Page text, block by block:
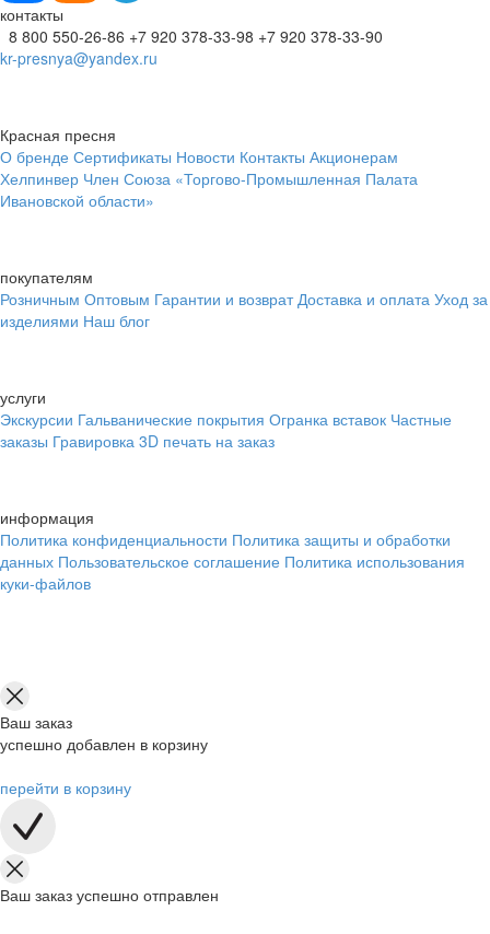
контакты
8 800 550-26-86 +7 920 378-33-98 +7 920 378-33-90
kr-presnya@yandex.ru
Красная пресня
О бренде Сертификаты Новости Контакты Акционерам
Хелпинвер Член Союза «Торгово-Промышленная Палата
Ивановской области»
покупателям
Розничным Оптовым Гарантии и возврат Доставка и оплата Уход за
изделиями Наш блог
услуги
Экскурсии Гальванические покрытия Огранка вставок Частные
заказы Гравировка 3D печать на заказ
информация
Политика конфиденциальности Политика защиты и обработки
данных Пользовательское соглашение Политика использования
куки-файлов
Ваш заказ
успешно добавлен в корзину
перейти в корзину
Ваш заказ успешно отправлен